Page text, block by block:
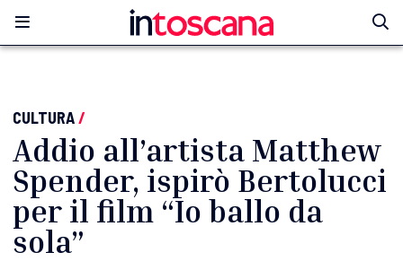
CULTURA/
Addio all’artista Matthew
Spender, ispirò Bertolucci
per il film “Io ballo da
sola”